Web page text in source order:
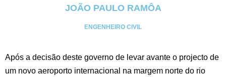
JOÃO PAULO RAMÔA
ENGENHEIRO CIVIL
Após a decisão deste governo de levar avante o projecto de
um novo aeroporto internacional na margem norte do rio